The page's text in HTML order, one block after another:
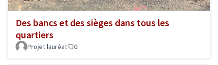
Des bancs et des sièges dans tous les
quartiers
Projet lauréat 0